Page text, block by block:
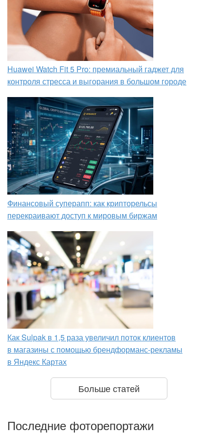
Huawei Watch Fit 5 Pro: премиальный гаджет для
контроля стресса и выгорания в большом городе
Финансовый суперапп: как крипторельсы
перекраивают доступ к мировым биржам
Как Sulpak в 1,5 раза увеличил поток клиентов
в магазины с помощью брендформанс-рекламы
в Яндекс Картах
Больше статей
Последние фоторепортажи